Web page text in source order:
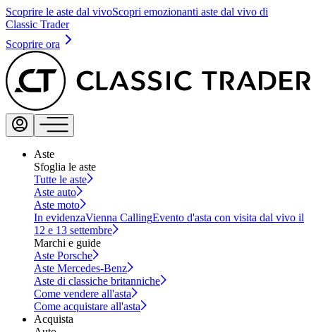
Scoprire le aste dal vivoScopri emozionanti aste dal vivo di
Classic Trader
Scoprire ora
Aste
Sfoglia le aste
Tutte le aste
Aste auto
Aste moto
In evidenzaVienna CallingEvento d'asta con visita dal vivo il
12 e 13 settembre
Marchi e guide
Aste Porsche
Aste Mercedes-Benz
Aste di classiche britanniche
Come vendere all'asta
Come acquistare all'asta
Acquista